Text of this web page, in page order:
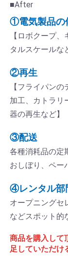
■After
①電気製品の
【ロボクープ
タルスケールな
②再生
【フライパン
加工、カトラリ
器の再生など】
③配送
各種消耗品の定
おしぼり、ペー
④レンタル部
オープニングセ
などスポット的
商品を購入して
足していただけ